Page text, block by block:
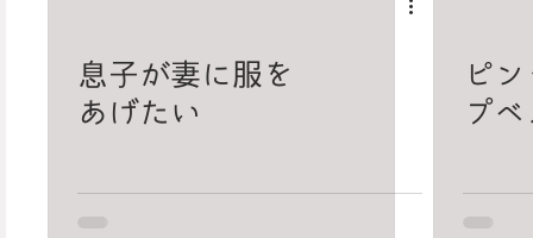
息子が妻に服を
あげたい
ピ
プ